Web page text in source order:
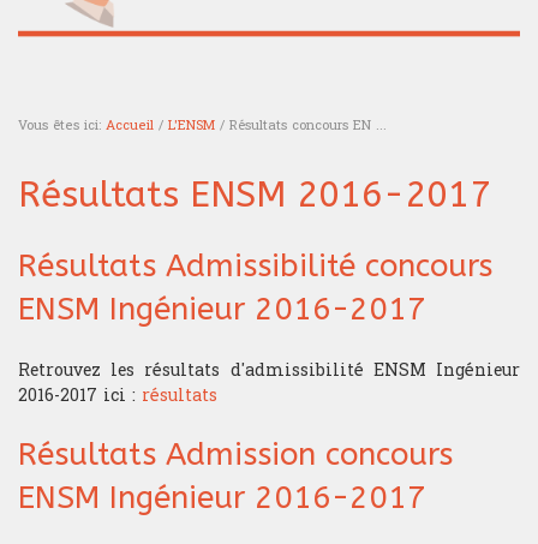
Vous êtes ici:
Vous êtes ici
Accueil / L'ENSM / Résultats concours EN ...
Résultats ENSM 2016-2017
Résultats Admissibilité concours
ENSM Ingénieur 2016-2017
Retrouvez les résultats d'admissibilité ENSM Ingénieur
2016-2017 ici : résultats
Résultats Admission concours
ENSM Ingénieur 2016-2017